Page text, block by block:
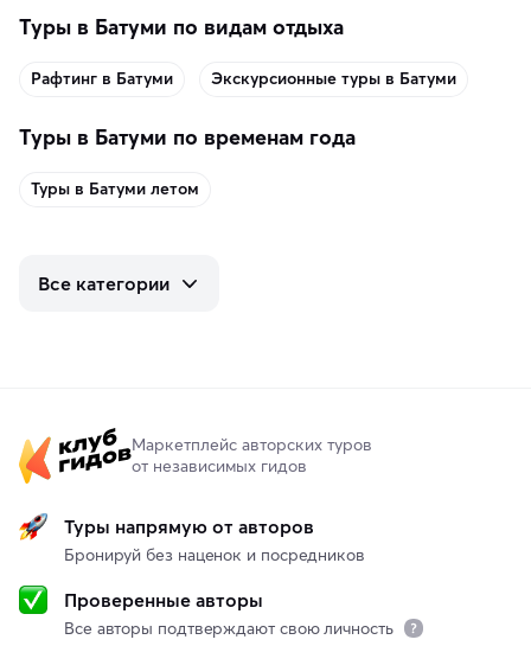
Туры в Батуми по видам отдыха
Рафтинг в Батуми Экскурсионные туры в Батуми
Туры в Батуми по временам года
Туры в Батуми летом
Все категории
Маркетплейс авторских туров
от независимых гидов
Туры напрямую от авторов
Бронируй без наценок и посредников
Проверенные авторы
Все авторы подтверждают свою личность